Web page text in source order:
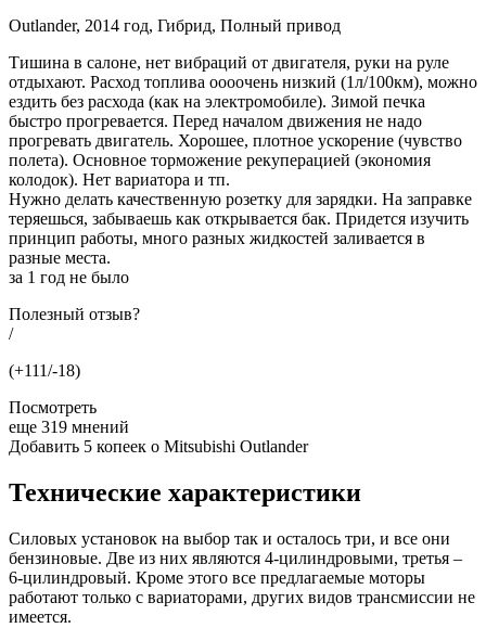
Outlander, 2014 год, Гибрид, Полный привод
Тишина в салоне, нет вибраций от двигателя, руки на руле
отдыхают. Расход топлива оооочень низкий (1л/100км), можно
ездить без расхода (как на электромобиле). Зимой печка
быстро прогревается. Перед началом движения не надо
прогревать двигатель. Хорошее, плотное ускорение (чувство
полета). Основное торможение рекуперацией (экономия
колодок). Нет вариатора и тп.
Нужно делать качественную розетку для зарядки. На заправке
теряешься, забываешь как открывается бак. Придется изучить
принцип работы, много разных жидкостей заливается в
разные места.
за 1 год не было
Полезный отзыв?
/
(+111/-18)
Посмотреть
еще 319 мнений
Добавить 5 копеек о Mitsubishi Outlander
Технические характеристики
Силовых установок на выбор так и осталось три, и все они
бензиновые. Две из них являются 4-цилиндровыми, третья –
6-цилиндровый. Кроме этого все предлагаемые моторы
работают только с вариаторами, других видов трансмиссии не
имеется.